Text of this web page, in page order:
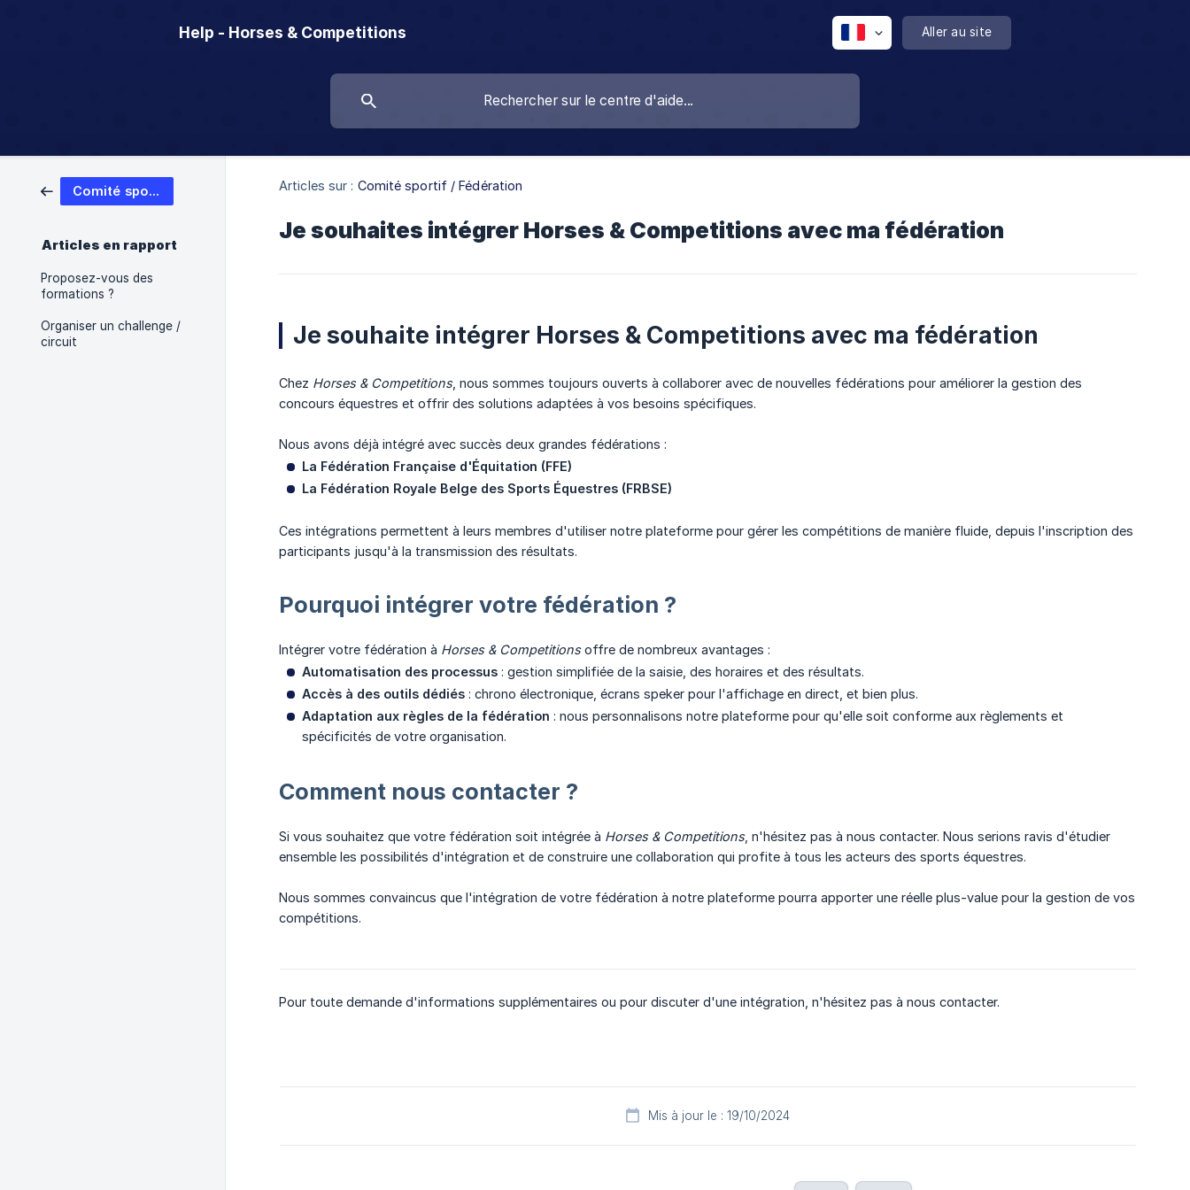
Help - Horses & Competitions Aller au site
Comité sportif / Fédération
Articles en rapport
Proposez-vous des
formations ?
Organiser un challenge /
circuit
Articles sur : Comité sportif / Fédération
Je souhaites intégrer Horses & Competitions avec ma fédération
Je souhaite intégrer Horses & Competitions avec ma fédération
Chez Horses & Competitions, nous sommes toujours ouverts à collaborer avec de nouvelles fédérations pour améliorer la gestion des
concours équestres et offrir des solutions adaptées à vos besoins spécifiques.
Nous avons déjà intégré avec succès deux grandes fédérations :
La Fédération Française d'Équitation (FFE)
La Fédération Royale Belge des Sports Équestres (FRBSE)
Ces intégrations permettent à leurs membres d'utiliser notre plateforme pour gérer les compétitions de manière fluide, depuis l'inscription des
participants jusqu'à la transmission des résultats.
Pourquoi intégrer votre fédération ?
Intégrer votre fédération à Horses & Competitionsoffre de nombreux avantages :
Automatisation des processus : gestion simplifiée de la saisie, des horaires et des résultats.
Accès à des outils dédiés : chrono électronique, écrans speker pour l'affichage en direct, et bien plus.
Adaptation aux règles de la fédération : nous personnalisons notre plateforme pour qu'elle soit conforme aux règlements et
spécificités de votre organisation.
Comment nous contacter ?
Si vous souhaitez que votre fédération soit intégrée à Horses & Competitions, n'hésitez pas à nous contacter. Nous serions ravis d'étudier
ensemble les possibilités d'intégration et de construire une collaboration qui profite à tous les acteurs des sports équestres.
Nous sommes convaincus que l'intégration de votre fédération à notre plateforme pourra apporter une réelle plus-value pour la gestion de vos
compétitions.
Pour toute demande d'informations supplémentaires ou pour discuter d'une intégration, n'hésitez pas à nous contacter.
Mis à jour le : 19/10/2024